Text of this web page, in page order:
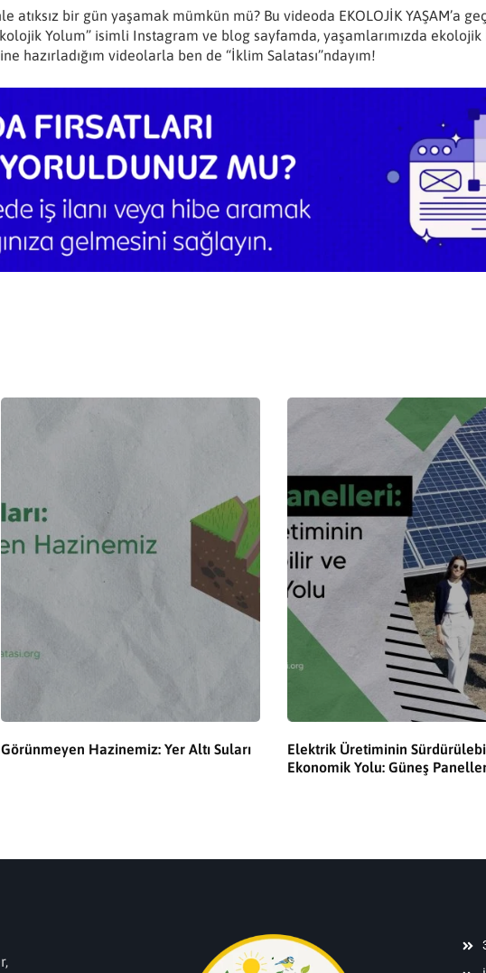
atıksız bir gün yaşamak mümkün mü? Bu videoda EKOLOJİK YAŞAM’a
Yolum” isimli Instagram ve blog sayfamda, yaşamlarımızda
hazırladığım videolarla ben de “İklim Salatası”ndayım!
Görünmeyen Hazinemiz: Yer Altı Suları
Elektrik Üretiminin
Ekonomik Yolu: Güneş